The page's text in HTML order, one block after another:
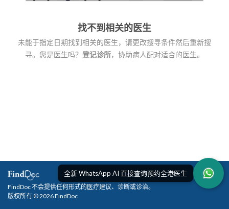
找不到相关的医生
未能于指定日期找到相关的医生，请更改搜寻条件然后重新搜
寻。您是医生吗？ 登记诊所，协助病人配对适合的医生。
全新 WhatsApp AI 直接查询预约全港医生
FindDoc 不会提供任何形式的医疗建议、诊断或诊治。
版权所有 © 2026 FindDoc